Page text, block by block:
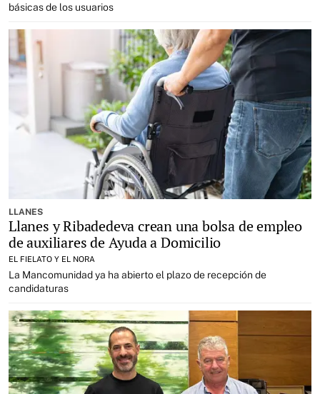
básicas de los usuarios
LLANES
Llanes y Ribadedeva crean una bolsa de empleo
de auxiliares de Ayuda a Domicilio
EL FIELATO Y EL NORA
La Mancomunidad ya ha abierto el plazo de recepción de
candidaturas